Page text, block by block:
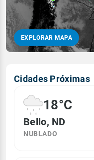
EXPLORAR MAPA
Cidades Próximas
18°C
Bello, ND
NUBLADO